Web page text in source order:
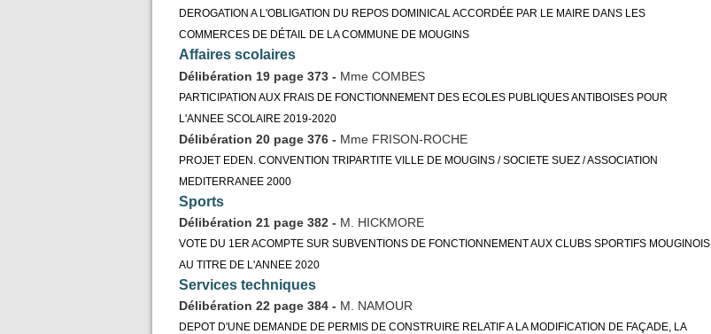
DEROGATION A L'OBLIGATION DU REPOS DOMINICAL ACCORDÉE PAR LE MAIRE DANS LES
COMMERCES DE DÉTAIL DE LA COMMUNE DE MOUGINS
Affaires scolaires
Délibération 19 page 373 - Mme COMBES
PARTICIPATION AUX FRAIS DE FONCTIONNEMENT DES ECOLES PUBLIQUES ANTIBOISES POUR
L'ANNEE SCOLAIRE 2019-2020
Délibération 20 page 376 - Mme FRISON-ROCHE
PROJET EDEN. CONVENTION TRIPARTITE VILLE DE MOUGINS / SOCIETE SUEZ / ASSOCIATION
MEDITERRANEE 2000
Sports
Délibération 21 page 382 - M. HICKMORE
VOTE DU 1ER ACOMPTE SUR SUBVENTIONS DE FONCTIONNEMENT AUX CLUBS SPORTIFS MOUGINOIS
AU TITRE DE L'ANNEE 2020
Services techniques
Délibération 22 page 384 - M. NAMOUR
DEPOT D'UNE DEMANDE DE PERMIS DE CONSTRUIRE RELATIF A LA MODIFICATION DE FAÇADE, LA